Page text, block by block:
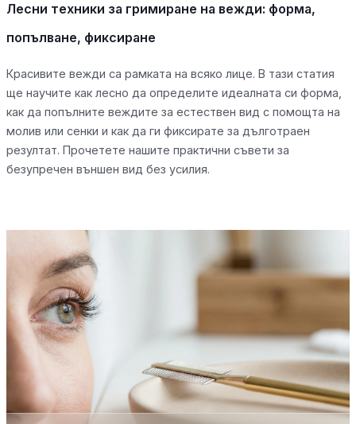
Лесни техники за гримиране на вежди: форма,
попълване, фиксиране
Красивите вежди са рамката на всяко лице. В тази статия
ще научите как лесно да определите идеалната си форма,
как да попълните веждите за естествен вид с помощта на
молив или сенки и как да ги фиксирате за дълготраен
резултат. Прочетете нашите практични съвети за
безупречен външен вид без усилия.